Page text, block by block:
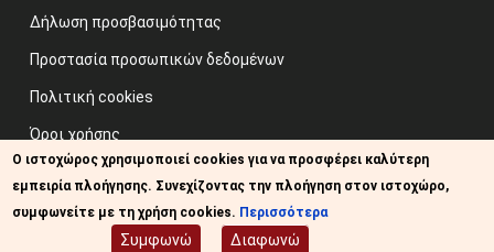
Δήλωση προσβασιμότητας
Προστασία προσωπικών δεδομένων
Πολιτική cookies
Όροι χρήσης
Προηγούμενος ιστότοπος
Image credits: Some designed by Freepik
Ο ιστοχώρος χρησιμοποιεί cookies για να προσφέρει καλύτερη
εμπειρία πλοήγησης. Συνεχίζοντας την πλοήγηση στον ιστοχώρο,
συμφωνείτε με τη χρήση cookies. Περισσότερα
Συμφωνώ Διαφωνώ